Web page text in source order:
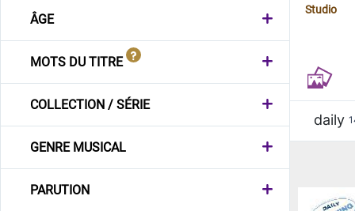
ÂGE
MOTS DU TITRE
COLLECTION / SÉRIE
GENRE MUSICAL
PARUTION
Studio
daily